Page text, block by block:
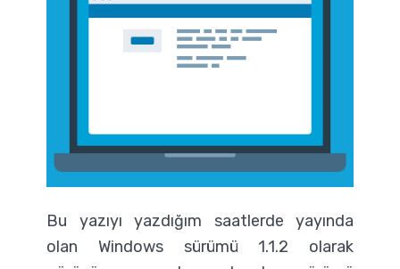
Bu yazıyı yazdığım saatlerde yayında
olan Windows sürümü 1.1.2 olarak